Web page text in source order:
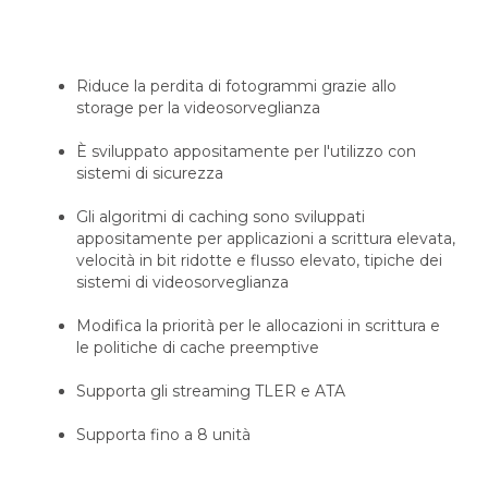
Riduce la perdita di fotogrammi grazie allo
storage per la videosorveglianza
È sviluppato appositamente per l'utilizzo con
sistemi di sicurezza
Gli algoritmi di caching sono sviluppati
appositamente per applicazioni a scrittura elevata,
velocità in bit ridotte e flusso elevato, tipiche dei
sistemi di videosorveglianza
Modifica la priorità per le allocazioni in scrittura e
le politiche di cache preemptive
Supporta gli streaming TLER e ATA
Supporta fino a 8 unità